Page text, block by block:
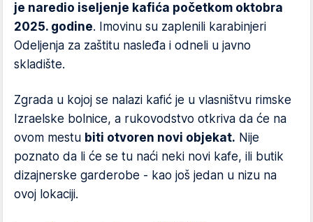
je naredio iseljenje kafića početkom oktobra
2025. godine. Imovinu su zaplenili karabinjeri
Odeljenja za zaštitu nasleđa i odneli u javno
skladište.
Zgrada u kojoj se nalazi kafić je u vlasništvu rimske
Izraelske bolnice, a rukovodstvo otkriva da će na
ovom mestu biti otvoren novi objekat. Nije
poznato da li će se tu naći neki novi kafe, ili butik
dizajnerske garderobe - kao još jedan u nizu na
ovoj lokaciji.